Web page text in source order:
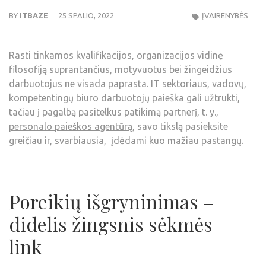
BY ITBAZE 25 SPALIO, 2022 ĮVAIRENYBĖS
Rasti tinkamos kvalifikacijos, organizacijos vidinę
filosofiją suprantančius, motyvuotus bei žingeidžius
darbuotojus ne visada paprasta. IT sektoriaus, vadovų,
kompetentingų biuro darbuotojų paieška gali užtrukti,
tačiau į pagalbą pasitelkus patikimą partnerį, t. y.,
personalo paieškos agentūrą, savo tikslą pasieksite
greičiau ir, svarbiausia, įdėdami kuo mažiau pastangų.
Poreikių išgryninimas –
didelis žingsnis sėkmės
link